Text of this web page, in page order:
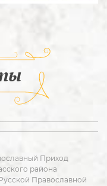
Приход
района
Православной